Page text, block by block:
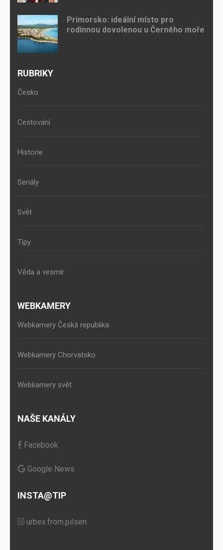
Primorsko: ideální místo pro
rodinnou dovolenou u Černého moře
RUBRIKY
Česko
Cestování
Historie
Seriály
Svět
Tipy
Věda a vesmír
WEBKAMERY
Webkamery Česká republika
Webkamery Chorvatsko
Webkamery svět
NAŠE KANÁLY
Facebook
Google News
INSTA@TIP
urbex.from.pilsen